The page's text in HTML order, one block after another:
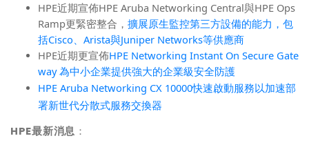
HPE近期宣佈HPE Aruba Networking Central與HPE Ops
Ramp更緊密整合， 擴展原生監控第三方設備的能力，包
括Cisco、Arista與Juniper Networks等供應商
HPE近期更宣佈HPE Networking Instant On Secure Gate
way 為中小企業提供強大的企業級安全防護
HPE Aruba Networking CX 10000快速啟動服務以加速部
署新世代分散式服務交換器
HPE最新消息 ：